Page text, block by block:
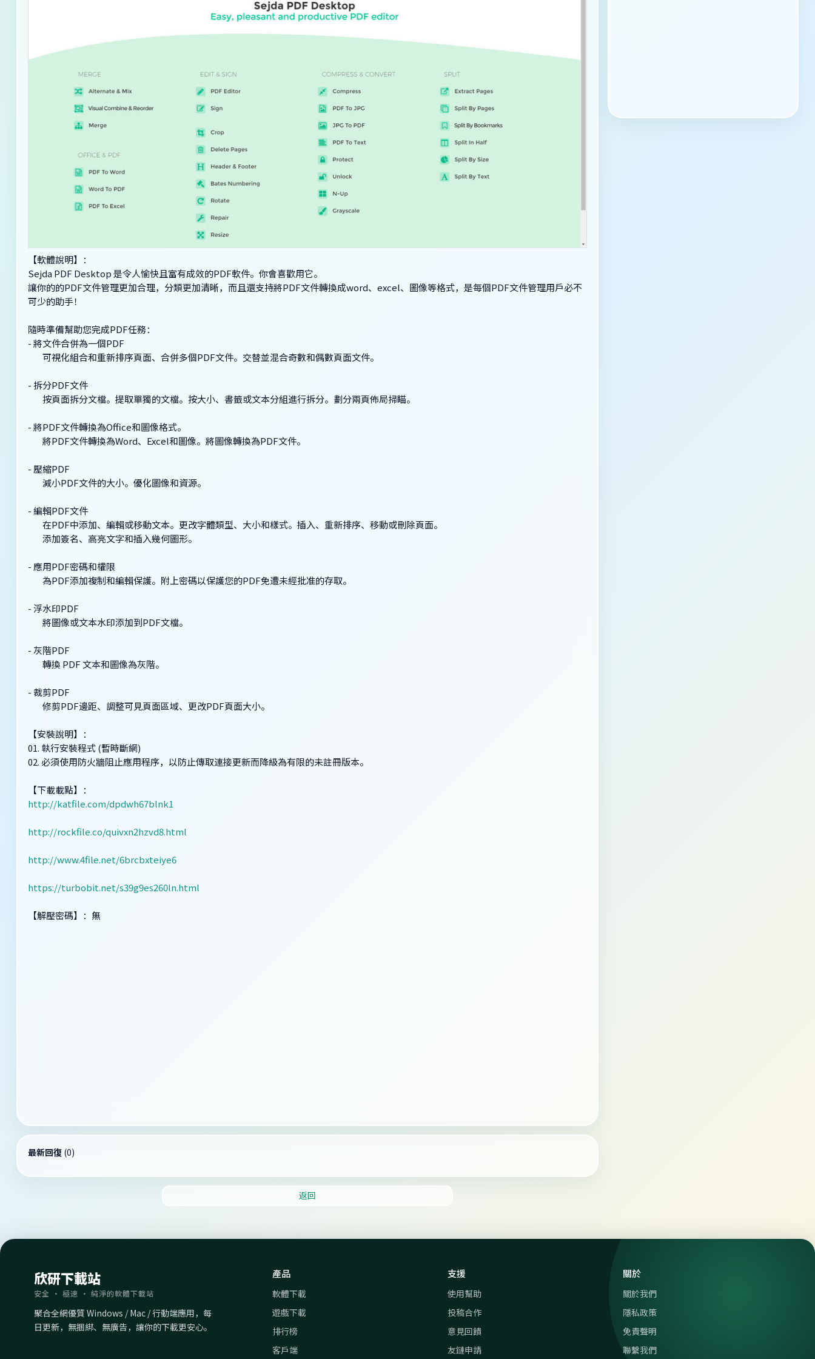
【軟體說明】：
Sejda PDF Desktop 是令人愉快且富有成效的PDF軟件。你會喜歡用它。
讓你的的PDF文件管理更加合理，分類更加清晰，而且還支持將PDF文件轉換成word、excel、圖像等格式，是每個PDF文件管理用戶必不
可少的助手！
隨時準備幫助您完成PDF任務：
- 將文件合併為一個PDF
可視化組合和重新排序頁面、合併多個PDF文件。交替並混合奇數和偶數頁面文件。
- 拆分PDF文件
按頁面拆分文檔。提取單獨的文檔。按大小、書籤或文本分組進行拆分。劃分兩頁佈局掃瞄。
- 將PDF文件轉換為Office和圖像格式。
將PDF文件轉換為Word、Excel和圖像。將圖像轉換為PDF文件。
- 壓縮PDF
減小PDF文件的大小。優化圖像和資源。
- 編輯PDF文件
在PDF中添加、編輯或移動文本。更改字體類型、大小和樣式。插入、重新排序、移動或刪除頁面。
添加簽名、高亮文字和插入幾何圖形。
- 應用PDF密碼和權限
為PDF添加複制和編輯保護。附上密碼以保護您的PDF免遭未經批准的存取。
- 浮水印PDF
將圖像或文本水印添加到PDF文檔。
- 灰階PDF
轉換 PDF 文本和圖像為灰階。
- 裁剪PDF
修剪PDF邊距、調整可見頁面區域、更改PDF頁面大小。
【安裝說明】：
01. 執行安裝程式 (暫時斷網)
02. 必須使用防火牆阻止應用程序，以防止傳取連接更新而降級為有限的未註冊版本。
【下載載點】：
http://katfile.com/dpdwh67blnk1
http://rockfile.co/quivxn2hzvd8.html
http://www.4file.net/6brcbxteiye6
https://turbobit.net/s39g9es260ln.html
【解壓密碼】：無
最新回復 (0)
返回
欣研下載站
安全 · 極速 · 純淨的軟體下載站
聚合全網優質 Windows / Mac / 行動端應用，每
日更新，無捆綁、無廣告，讓你的下載更安心。
產品
軟體下載
遊戲下載
排行榜
客戶端
支援
使用幫助
投稿合作
意見回饋
友鏈申請
關於
關於我們
隱私政策
免責聲明
聯繫我們